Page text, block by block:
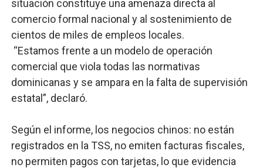
situación constituye una amenaza directa al
comercio formal nacional y al sostenimiento de
cientos de miles de empleos locales.
“Estamos frente a un modelo de operación
comercial que viola todas las normativas
dominicanas y se ampara en la falta de supervisión
estatal”, declaró.
Según el informe, los negocios chinos: no están
registrados en la TSS, no emiten facturas fiscales,
no permiten pagos con tarjetas, lo que evidencia